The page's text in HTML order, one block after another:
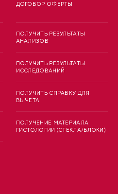
ДОГОВОР ОФЕРТЫ
ПОЛУЧИТЬ РЕЗУЛЬТАТЫ
АНАЛИЗОВ
ПОЛУЧИТЬ РЕЗУЛЬТАТЫ
ИССЛЕДОВАНИЙ
ПОЛУЧИТЬ СПРАВКУ ДЛЯ
ВЫЧЕТА
ПОЛУЧЕНИЕ МАТЕРИАЛА
ГИСТОЛОГИИ (СТЕКЛА/БЛОКИ)